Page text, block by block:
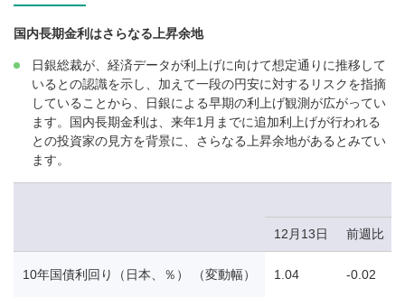
国内長期金利はさらなる上昇余地
日銀総裁が、経済データが利上げに向けて想定通りに推移して
いるとの認識を示し、加えて一段の円安に対するリスクを指摘
していることから、日銀による早期の利上げ観測が広がってい
ます。国内長期金利は、来年1月までに追加利上げが行われる
との投資家の見方を背景に、さらなる上昇余地があるとみてい
ます。
12月13日 前週比
10年国債利回り（日本、％） （変動幅） 1.04 -0.02